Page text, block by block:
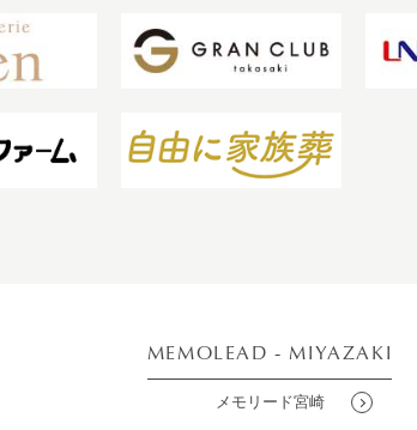
MEMOLEAD - MIYAZAKI
メモリード宮崎